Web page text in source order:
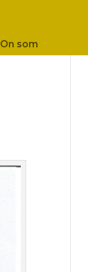
On som